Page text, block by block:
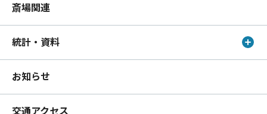
斎場関連
統計・資料
お知らせ
交通アクセス